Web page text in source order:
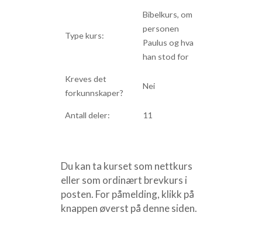
Type kurs:
Bibelkurs, om
personen
Paulus og hva
han stod for
Kreves det
forkunnskaper?
Nei
Antall deler: 11
Du kan ta kurset som nettkurs
eller som ordinært brevkurs i
posten. For påmelding, klikk på
knappen øverst på denne siden.